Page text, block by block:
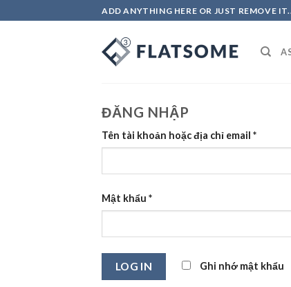
to
ADD ANYTHING HERE OR JUST REMOVE
ĐĂNG NHẬP
Tên tài khoản hoặc địa chỉ email *
Mật khẩu *
LOG IN Ghi nhớ mật khẩu